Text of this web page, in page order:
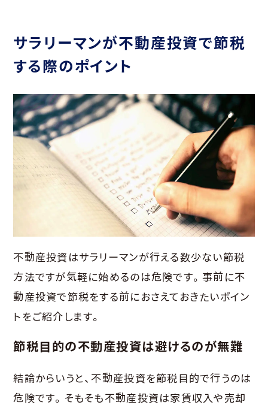
サラリーマンが不動産投資で節税
する際のポイント
不動産投資はサラリーマンが行える数少ない節税
方法ですが気軽に始めるのは危険です。事前に不
動産投資で節税をする前におさえておきたいポイン
トをご紹介します。
節税目的の不動産投資は避けるのが無難
結論からいうと、不動産投資を節税目的で行うのは
危険です。そもそも不動産投資は家賃収入や売却